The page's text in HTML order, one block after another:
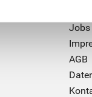
Jobs
AGB